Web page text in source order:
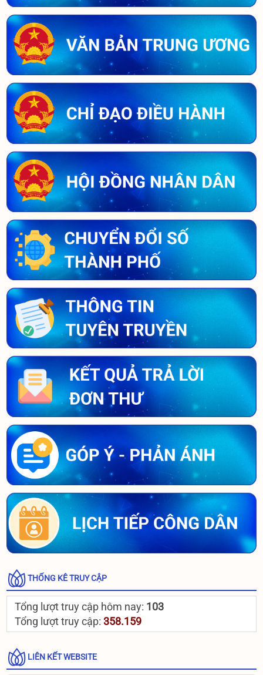
THỐNG KÊ TRUY CẬP
Tổng lượt truy cập hôm nay: 103
Tổng lượt truy cập:358.159
LIÊN KẾT WEBSITE